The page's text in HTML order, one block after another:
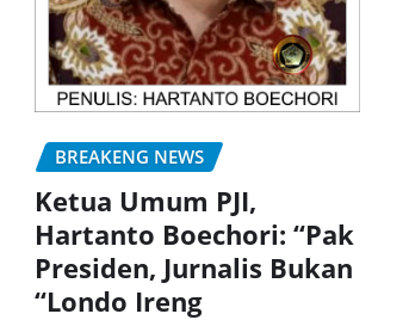
BREAKENG NEWS
Ketua Umum PJI,
Hartanto Boechori: “Pak
Presiden, Jurnalis Bukan
“Londo Ireng